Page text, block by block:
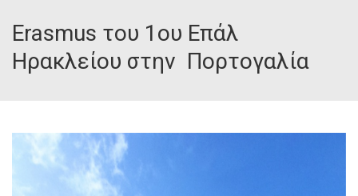
Erasmus του 1ου Επάλ
Ηρακλείου στην Πορτογαλία